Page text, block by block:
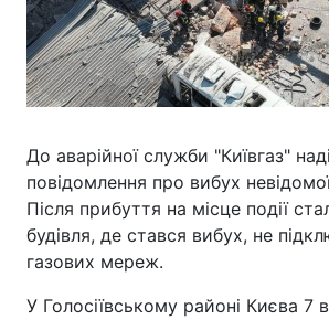
До аварійної служби "Київгаз"
повідомлення про вибух
Після прибуття на місце події
будівля, де стався вибух, не
газових мереж.
У Голосіївському районі Києва 7